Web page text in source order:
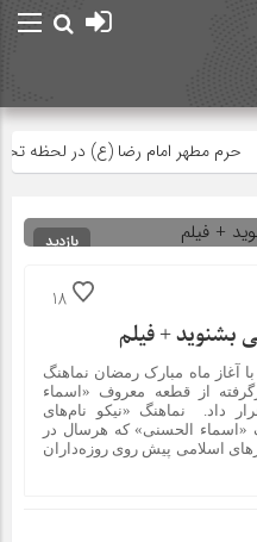
حرم مطهر امام رضا (ع) در لحظه
بازدید
18
بشنوید + فیلم
آغاز ماه مبارک رمضان نماهنگ
از قطعه معروف «اسماء
داد. نماهنگ «نیکو نام‌های
«اسماء الحسنی» که هرسال در
اسلامی پیش روی روزه‌داران